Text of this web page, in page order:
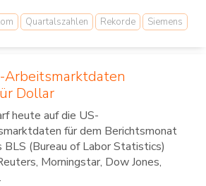
Quartalszahlen Rekorde Siemens
Arbeitsmarktdaten
Dollar
heute auf die US-
für dem Berichtsmonat
BLS (Bureau of Labor Statistics)
Morningstar, Dow Jones,